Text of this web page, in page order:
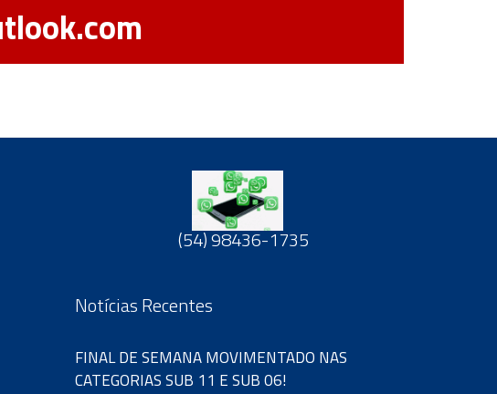
(54) 98436-1735
Notícias Recentes
FINAL DE SEMANA MOVIMENTADO NAS
CATEGORIAS SUB 11 E SUB 06!